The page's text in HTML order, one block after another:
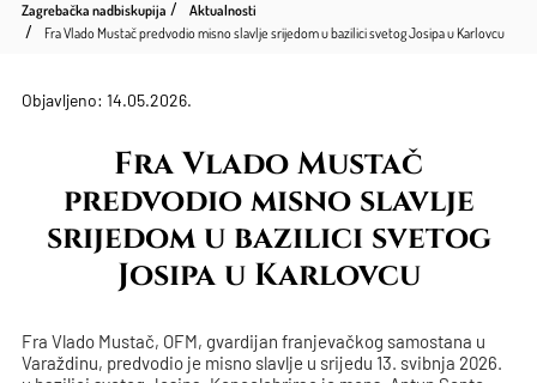
Zagrebačka nadbiskupija
Aktualnosti
Fra Vlado Mustač predvodio misno slavlje srijedom u bazilici svetog Josipa u Karlovcu
Objavljeno: 14.05.2026.
Fra Vlado Mustač
predvodio misno slavlje
srijedom u bazilici svetog
Josipa u Karlovcu
Fra Vlado Mustač, OFM, gvardijan franjevačkog samostana u
Varaždinu, predvodio je misno slavlje u srijedu 13. svibnja 2026.